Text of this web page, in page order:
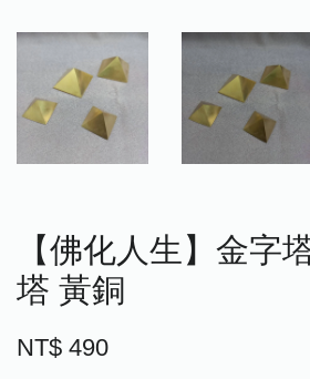
【佛化人生】金字
塔 黃銅
NT$ 490